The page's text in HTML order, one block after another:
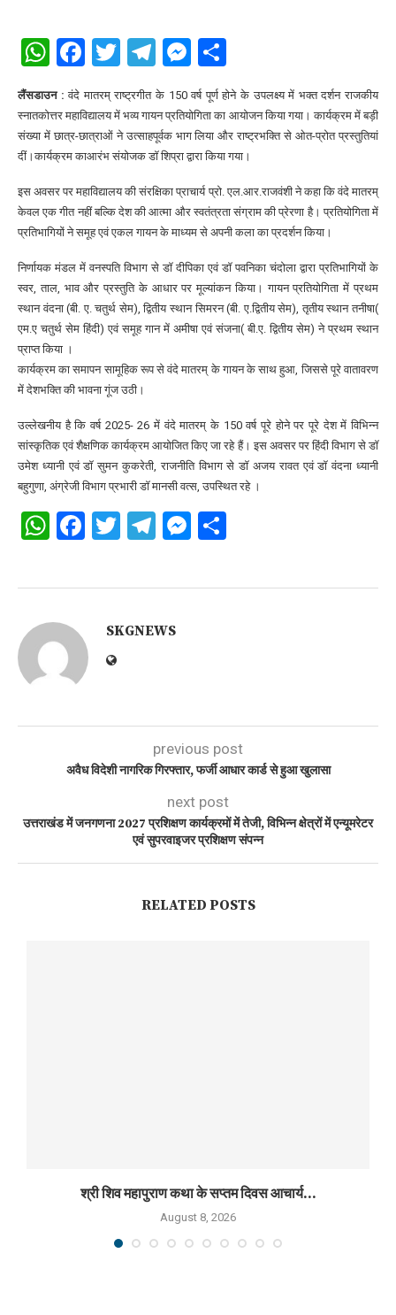
WhatsApp
Facebook
Twitter
Telegram
Messenger
लैंसडाउन : वंदे मातरम् राष्ट्रगीत के 150 वर्ष पूर्ण होने के उपलक्ष्य में भक्त दर्शन राजकीय
स्नातकोत्तर महाविद्यालय में भव्य गायन प्रतियोगिता का आयोजन किया गया। कार्यक्रम में बड़ी
संख्या में छात्र-छात्राओं ने उत्साहपूर्वक भाग लिया और राष्ट्रभक्ति से ओत-प्रोत प्रस्तुतियां
दीं।कार्यक्रम काआरंभ संयोजक डॉ शिप्रा द्वारा किया गया।
इस अवसर पर महाविद्यालय की संरक्षिका प्राचार्य प्रो. एल.आर.राजवंशी ने कहा कि वंदे मातरम्
केवल एक गीत नहीं बल्कि देश की आत्मा और स्वतंत्रता संग्राम की प्रेरणा है। प्रतियोगिता में
प्रतिभागियों ने समूह एवं एकल गायन के माध्यम से अपनी कला का प्रदर्शन किया।
निर्णायक मंडल में वनस्पति विभाग से डॉ दीपिका एवं डॉ पवनिका चंदोला द्वारा प्रतिभागियों के
स्वर, ताल, भाव और प्रस्तुति के आधार पर मूल्यांकन किया। गायन प्रतियोगिता में प्रथम
स्थान वंदना (बी. ए. चतुर्थ सेम), द्वितीय स्थान सिमरन (बी. ए.द्वितीय सेम), तृतीय स्थान तनीषा(
एम.ए चतुर्थ सेम हिंदी) एवं समूह गान में अमीषा एवं संजना( बी.ए. द्वितीय सेम) ने प्रथम स्थान
प्राप्त किया ।
कार्यक्रम का समापन सामूहिक रूप से वंदे मातरम् के गायन के साथ हुआ, जिससे पूरे वातावरण
में देशभक्ति की भावना गूंज उठी।
उल्लेखनीय है कि वर्ष 2025- 26 में वंदे मातरम् के 150 वर्ष पूरे होने पर पूरे देश में विभिन्न
सांस्कृतिक एवं शैक्षणिक कार्यक्रम आयोजित किए जा रहे हैं। इस अवसर पर हिंदी विभाग से डॉ
उमेश ध्यानी एवं डॉ सुमन कुकरेती, राजनीति विभाग से डॉ अजय रावत एवं डॉ वंदना ध्यानी
बहुगुणा, अंग्रेजी विभाग प्रभारी डॉ मानसी वत्स, उपस्थित रहे ।
WhatsApp
Facebook
Twitter
Telegram
Messenger
SKGNEWS
previous post
अवैध विदेशी नागरिक गिरफ्तार, फर्जी आधार कार्ड से हुआ खुलासा
next post
उत्तराखंड में जनगणना 2027 प्रशिक्षण कार्यक्रमों में तेजी, विभिन्न क्षेत्रों में एन्यूमरेटर
एवं सुपरवाइजर प्रशिक्षण संपन्न
RELATED POSTS
श्री शिव महापुराण कथा के सप्तम दिवस आचार्य...
August 8, 2026